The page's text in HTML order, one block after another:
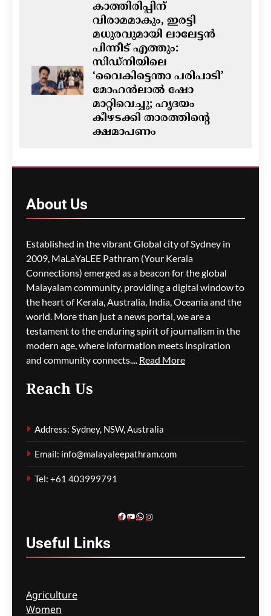
കാത്തിരിപ്പിന്
വിരാമമാകും, ഇരട്ടി
മധുരവുമായി ലാലേട്ടൻ
പിന്നീട് എത്തും:
സിഡ്നിയിലെ
‘വൈകിട്ടെന്താ പരിപാടി’
മോഹൻലാൽ ഷോ
മാറ്റിവെച്ചു; ഹൃദയം
കീഴടക്കി താരത്തിന്റെ
ക്ഷമാപണം
സർക്കാരിനെതിരെ
പ്രവാസികളിൽ ആശങ്ക
ഗീത ദാസ്‌ 7 hours ago
ജീവനക്കാരുടെ ക്ഷാമം –
സിഡ്നി
വിമാനത്താവളത്തിൽ
നൂറിലധികം സർവീസുകൾ
വൈകി
വയോധികർ മരിച്ച
സംഭവം; മെൽബൺ സെന്റ്
ഇൻക്വസ്റ്റിൽ ഹാജരായി
About Us
Established in the vibrant Global city of Sydney in
2009, MaLaYaLEE Pathram (Your Kerala
Connections) emerged as a beacon for the global
Malayalam community, providing a digital window to
the heart of Kerala, Australia, India, Oceania and the
world. More than just a news portal, we are a
testament to the enduring spirit of journalism in the
modern age, where information meets inspiration
and community connects.... Read More
Reach Us
Address: Sydney, NSW, Australia
Email: info@malayaleepathram.com
Tel: +61 403999791
Facebook
YouTube
WhatsApp
Instagram
Useful Links
Agriculture
Women